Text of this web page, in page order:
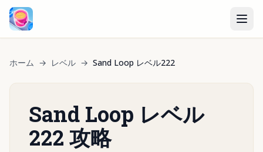
ホーム → レベル → Sand Loop レベル222
Sand Loop レベル
222 攻略